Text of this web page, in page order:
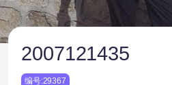
2007121435
编号:29367